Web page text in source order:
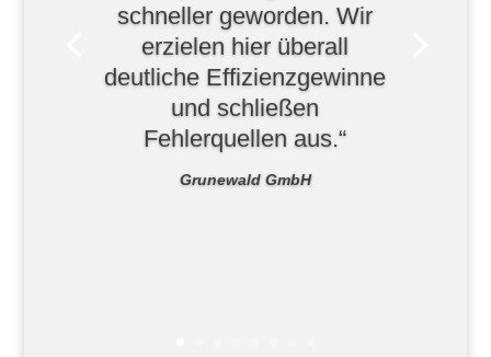
schneller geworden. Wir
erzielen hier überall
deutliche Effizienzgewinne
und schließen
Fehlerquellen aus.“
Grunewald GmbH